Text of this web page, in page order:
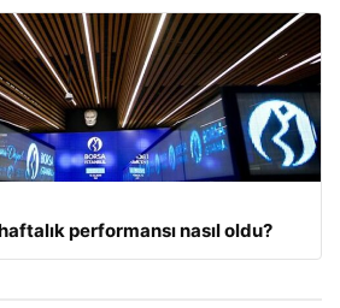
performansı nasıl oldu?